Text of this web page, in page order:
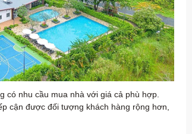
có nhu cầu mua nhà với giá cả phù hợp.
cận được đối tượng khách hàng rộng hơn,